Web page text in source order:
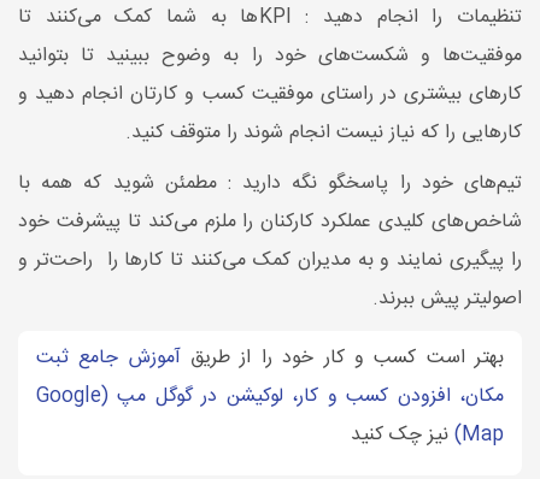
تنظیمات را انجام دهید : KPIها به شما کمک می‌کنند تا
موفقیت‌ها و شکست‌های خود را به وضوح ببینید تا بتوانید
کارهای بیشتری در راستای موفقیت کسب و کارتان انجام دهید و
کارهایی را که نیاز نیست انجام شوند را متوقف کنید.
تیم‌های خود را پاسخگو نگه دارید : مطمئن شوید که همه با
شاخص‌های کلیدی عملکرد کارکنان را ملزم می‌کند تا پیشرفت خود
را پیگیری نمایند و به مدیران کمک می‌کنند تا کارها را راحت‌تر و
اصولی‎تر پیش ببرند.
بهتر است کسب و کار خود را از طریقآموزش جامع ثبت
مکان، افزودن کسب و کار، لوکیشن در گوگل مپ (Google
Map) نیز چک کنید